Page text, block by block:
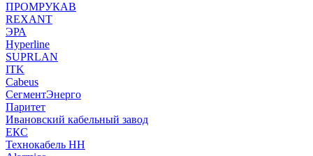
ПРОМРУКАВ
REXANT
ЭРА
Hyperline
SUPRLAN
ITK
Cabeus
СегментЭнерго
Паритет
Ивановский кабельный завод
ЕКС
Технокабель НН